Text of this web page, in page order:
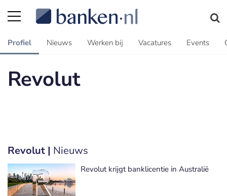
Profiel Nieuws Werken bij Vacatures Events
Revolut
Revolut | Nieuws
Revolut krijgt banklicentie in Australië